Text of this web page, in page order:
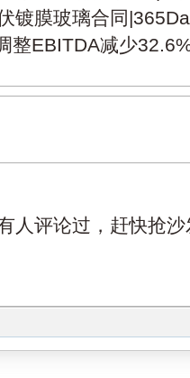
镀膜玻璃合同
整EBITDA减少
人评论过，赶快抢沙